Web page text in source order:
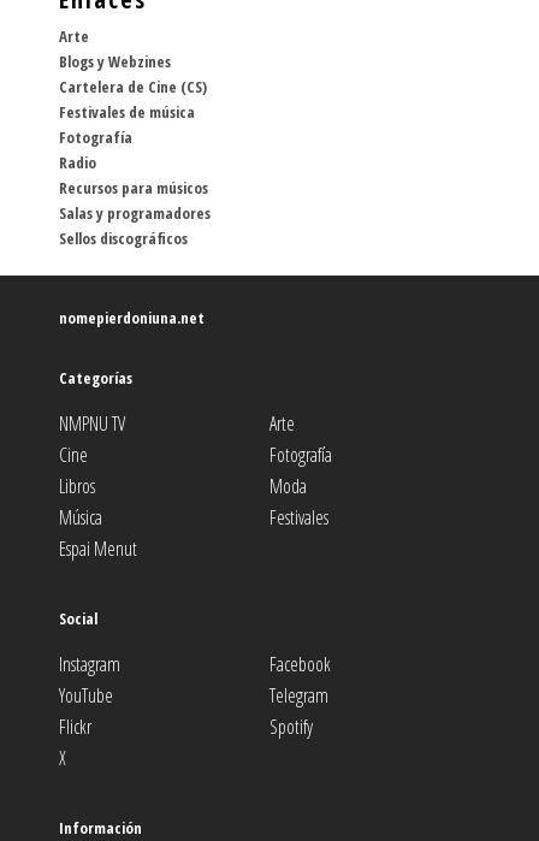
Arte
Blogs y Webzines
Cartelera de Cine (CS)
Festivales de música
Fotografía
Radio
Recursos para músicos
Salas y programadores
Sellos discográficos
nomepierdoniuna.net
Categorías
NMPNU TV
Arte
Cine
Fotografía
Libros
Moda
Música
Festivales
Espai Menut
Social
Instagram
Facebook
YouTube
Telegram
Flickr
Spotify
X
Información